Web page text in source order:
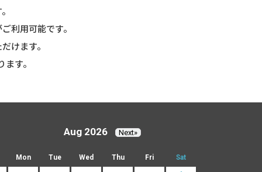
利用可能です。
けます。
す。
Aug 2026 Next»
Mon Tue Wed Thu Fri Sat